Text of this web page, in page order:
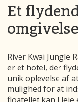
Et
River Kwai Jungle
er et hotel, der
unik oplevelse af
mulighed for at
floatellet kan I leje